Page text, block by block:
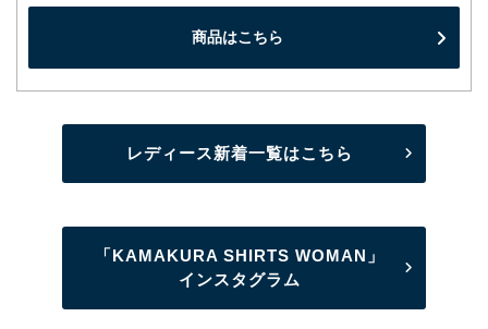
商品はこちら
レディース新着一覧はこちら
「KAMAKURA SHIRTS WOMAN」
インスタグラム